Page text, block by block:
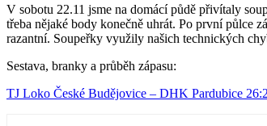
V sobotu 22.11 jsme na domácí půdě přivítaly
třeba nějaké body konečně uhrát. Po první půlce
razantní. Soupeřky využily našich technických
Sestava, branky a průběh zápasu:
TJ Loko České Budějovice – DHK Pardubice